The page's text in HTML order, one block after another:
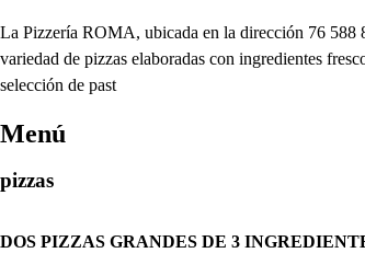
La Pizzería ROMA, ubicada en la dirección 76 588
variedad de pizzas elaboradas con ingredientes
selección de past
Menú
pizzas
DOS PIZZAS GRANDES DE 3